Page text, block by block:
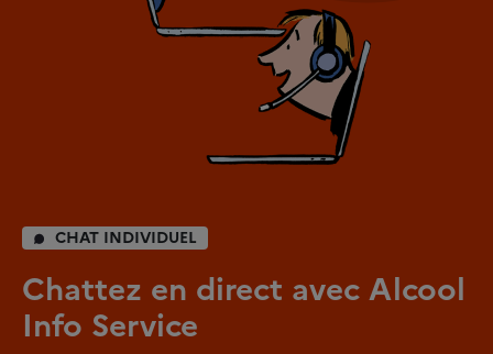
CHAT INDIVIDUEL
Chattez en direct avec Alcool
Info Service